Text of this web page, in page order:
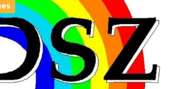
pour les politiques
Peter Magyar et son parti